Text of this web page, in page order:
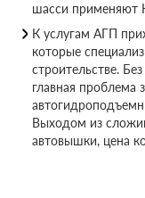
шасси применяют
К услугам АГП
которые
строительстве.
главная проблема
Выходом из
автовышки, цена